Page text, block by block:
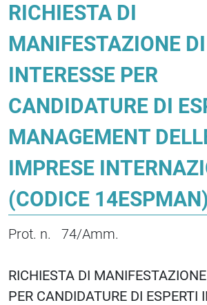
RICHIESTA DI
MANIFESTAZIONE DI
INTERESSE PER
CANDIDATURE DI
MANAGEMENT
IMPRESE
(CODICE 14ESPMAN)
Prot. n. 74/Amm.
RICHIESTA DI
PER CANDIDATURE DI ESPERTI